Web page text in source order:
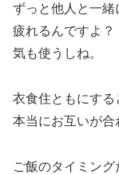
ずっと他人と一緒
疲れるんですよ？
気も使うしね。
衣食住ともにする
本当にお互いが合
ご飯のタイミング